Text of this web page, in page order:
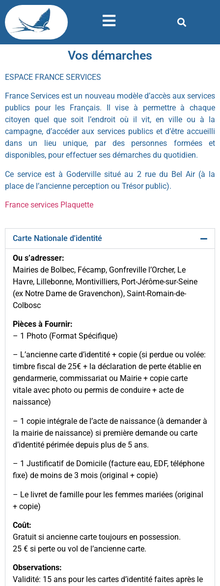
Vos démarches
ESPACE FRANCE SERVICES
France Services est un nouveau modèle d’accès aux services
publics pour les Français. Il vise à permettre à chaque
citoyen quel que soit l’endroit où il vit, en ville ou à la
campagne, d’accéder aux services publics et d’être accueilli
dans un lieu unique, par des personnes formées et
disponibles, pour effectuer ses démarches du quotidien.
Ce service est à Goderville situé au 2 rue du Bel Air (à la
place de l’ancienne perception ou Trésor public).
France services Plaquette
Carte Nationale d'identité
Ou s’adresser:
Mairies de Bolbec, Fécamp, Gonfreville l’Orcher, Le
Havre, Lillebonne, Montivilliers, Port-Jérôme-sur-Seine
(ex Notre Dame de Gravenchon), Saint-Romain-de-
Colbosc
Pièces à Fournir:
– 1 Photo (Format Spécifique)
– L’ancienne carte d’identité + copie (si perdue ou volée:
timbre fiscal de 25€ + la déclaration de perte établie en
gendarmerie, commissariat ou Mairie + copie carte
vitale avec photo ou permis de conduire + acte de
naissance)
– 1 copie intégrale de l’acte de naissance (à demander à
la mairie de naissance) si première demande ou carte
d’identité périmée depuis plus de 5 ans.
– 1 Justificatif de Domicile (facture eau, EDF, téléphone
fixe) de moins de 3 mois (original + copie)
– Le livret de famille pour les femmes mariées (original
+ copie)
Coût:
Gratuit si ancienne carte toujours en possession.
25 € si perte ou vol de l’ancienne carte.
Observations:
Validité: 15 ans pour les cartes d’identité faites après le